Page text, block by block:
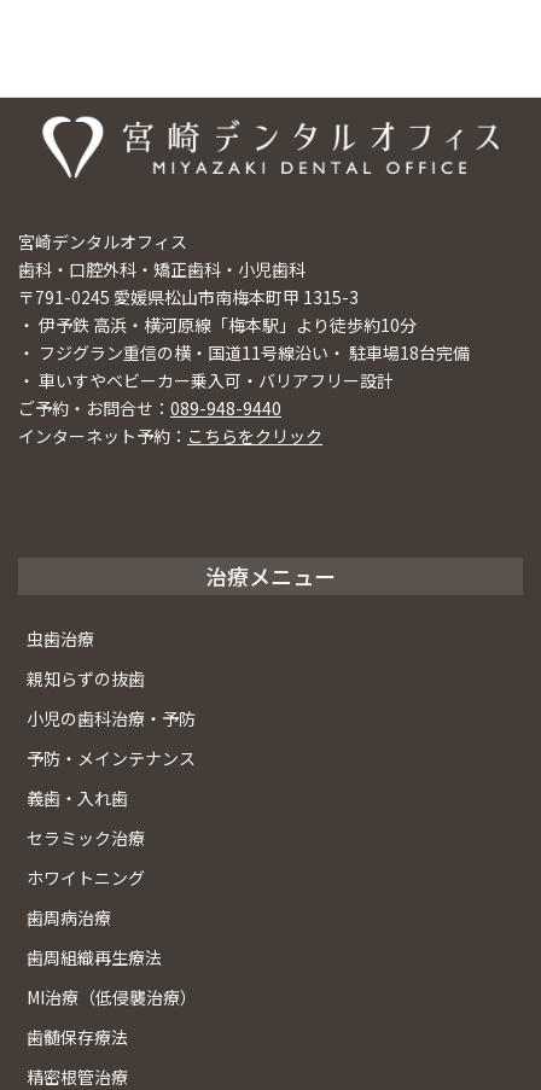
宮崎デンタルオフィス
歯科・口腔外科・矯正歯科・小児歯科
〒791-0245 愛媛県松山市南梅本町甲 1315-3
・ 伊予鉄 高浜・横河原線「梅本駅」より徒歩約10分
・ フジグラン重信の横・国道11号線沿い・ 駐車場18台完備
・ 車いすやベビーカー乗入可・バリアフリー設計
ご予約・お問合せ： 089-948-9440
インターネット予約： こちらをクリック
治療メニュー
虫歯治療
親知らずの抜歯
小児の歯科治療・予防
予防・メインテナンス
義歯・入れ歯
セラミック治療
ホワイトニング
歯周病治療
歯周組織再生療法
MI治療（低侵襲治療）
歯髄保存療法
精密根管治療